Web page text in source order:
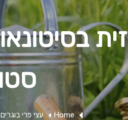
זית
Home עצי פרי